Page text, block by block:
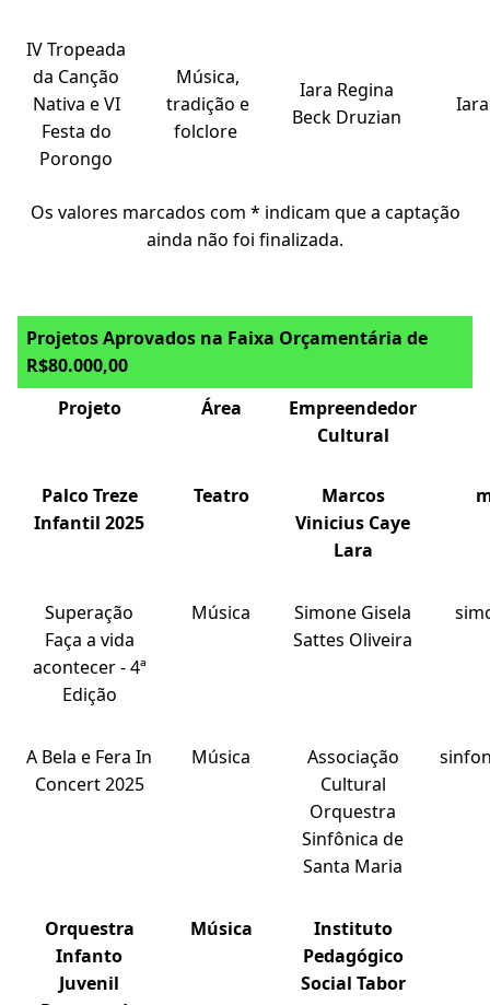
IV Tropeada
da Canção
Nativa e VI
Festa do
Porongo
Música,
tradição e
folclore
Iara Regina
Beck Druzian
Os valores marcados com * indicam que a captação
ainda não foi finalizada.
Projetos Aprovados na Faixa Orçamentária de
R$80.000,00
Projeto
Área
Empreendedor
Cultural
Palco Treze
Infantil 2025
Teatro
Marcos
Vinicius Caye
Lara
Superação
Faça a vida
acontecer - 4ª
Edição
Música
Simone Gisela
Sattes Oliveira
A Bela e Fera In
Concert 2025
Música
Associação
Cultural
Orquestra
Sinfônica de
Santa Maria
Orquestra
Infanto
Juvenil
Música
Instituto
Pedagógico
Social Tabor